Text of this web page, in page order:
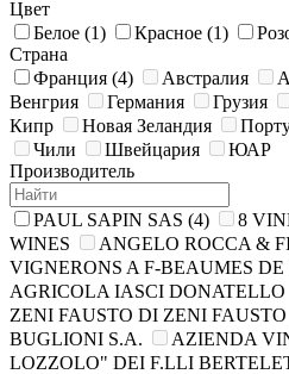
Цвет
Белое (1) Красное (1)
Страна
Франция (4) Австралия
Венгрия
Германия Грузия
Кипр
Новая Зеландия
Чили
Швейцария
ЮАР
Производитель
PAUL SAPIN SAS (4) 8
WINES
ANGELO ROCCA &
VIGNERONS A F-BEAUMES DE
AGRICOLA IASCI DONATELLO
ZENI FAUSTO DI ZENI FAUSTO
BUGLIONI S.A.
AZIENDA
LOZZOLO" DEI F.LLI